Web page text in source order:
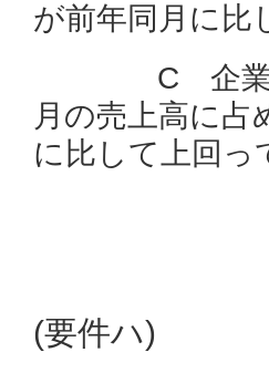
が前年同月に比
C 企業全体
月の売上高に占
に比して上回っ
(要件ハ)